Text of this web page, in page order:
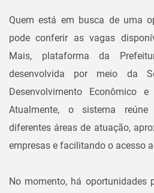
Quem está em busca de uma
pode conferir as vagas
Mais, plataforma da
desenvolvida por meio da
Desenvolvimento Econômico
Atualmente, o sistema
diferentes áreas de atuação,
empresas e facilitando o acesso
No momento, há oportunidades